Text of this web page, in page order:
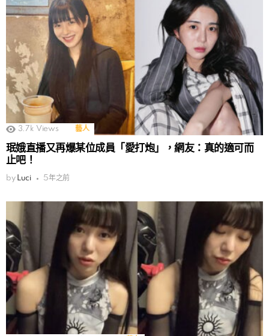
3.7k Views 藝人
珉娥直播又再爆某位成員「愛打炮」，網友：真的適可而
止吧！
by Luci 5年之前